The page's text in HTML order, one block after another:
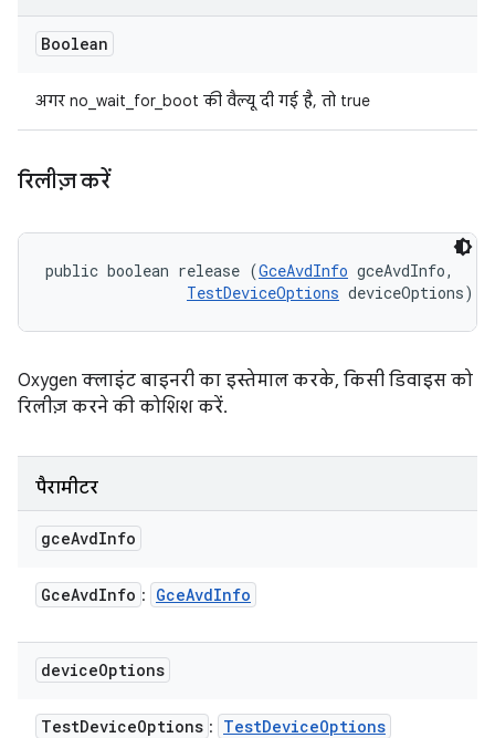
Boolean
अगर no_wait_for_boot की वैल्यू दी गई है, तो true
रिलीज़ करें
public boolean release (GceAvdInfo gceAvdInfo,
TestDeviceOptions deviceOptions)
Oxygen क्लाइंट बाइनरी का इस्तेमाल करके, किसी डिवाइस को
रिलीज़ करने की कोशिश करें.
पैरामीटर
gceAvdInfo
GceAvdInfo : GceAvdInfo
deviceOptions
TestDeviceOptions : TestDeviceOptions